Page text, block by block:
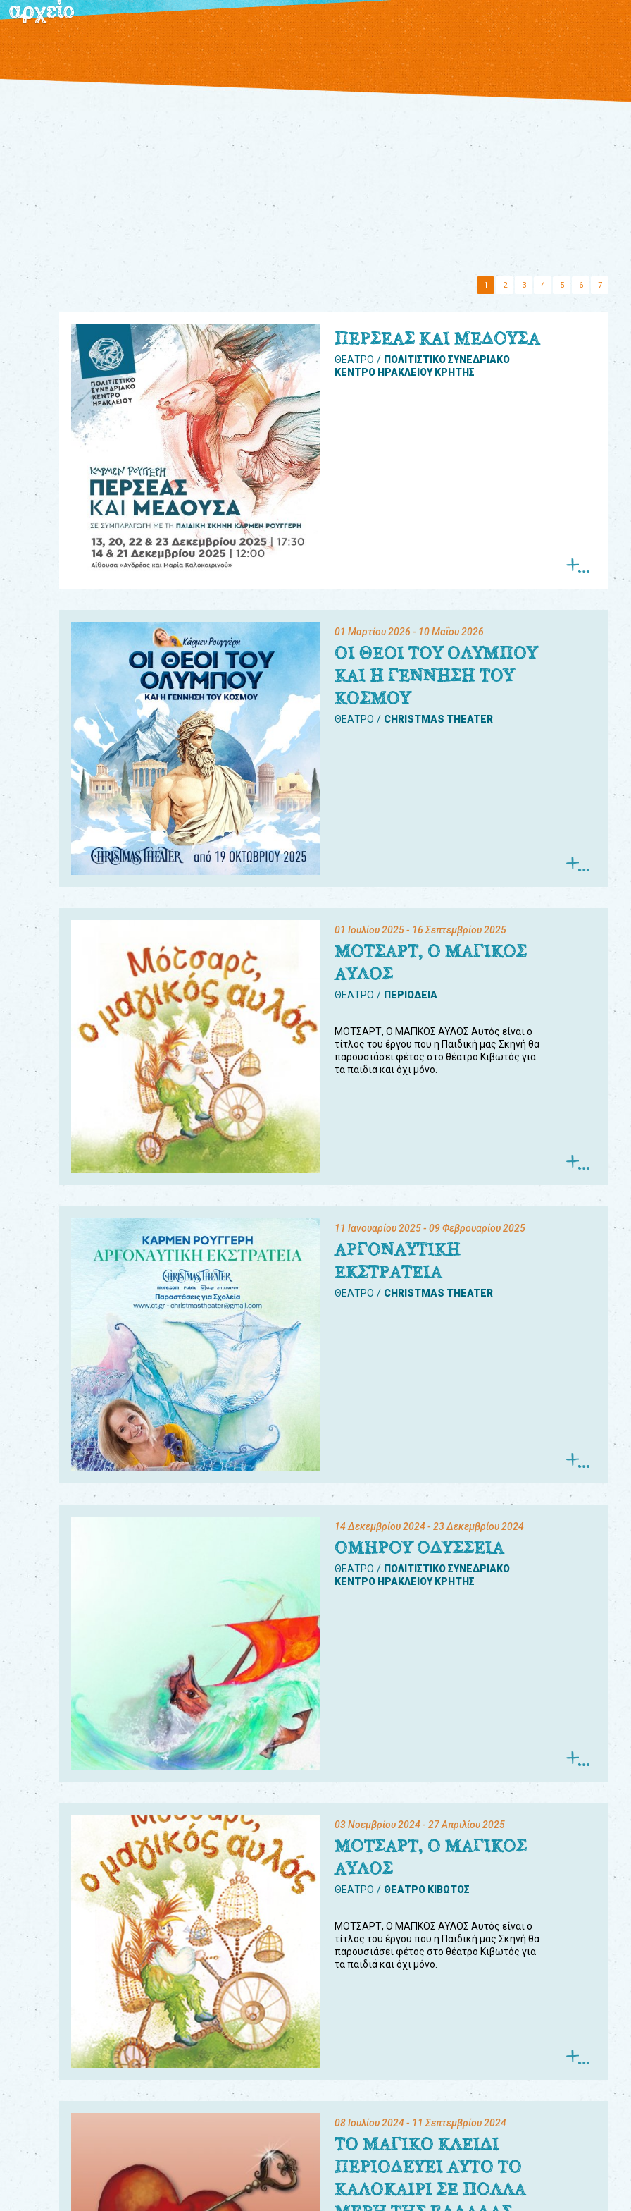
αρχείο
1 2 3 4 5 6 7
ΠΕΡΣΕΑΣ ΚΑΙ ΜΕΔΟΥΣΑ
ΘΕΑΤΡΟ
ΠΟΛΙΤΙΣΤΙΚΟ ΣΥΝΕΔΡΙΑΚΟ
ΚΕΝΤΡΟ ΗΡΑΚΛΕΙΟΥ ΚΡΗΤΗΣ
01 Μαρτίου 2026 - 10 Μαΐου 2026
ΟΙ ΘΕΟΙ ΤΟΥ ΟΛΥΜΠΟΥ
ΚΑΙ Η ΓΕΝΝΗΣΗ ΤΟΥ
ΚΟΣΜΟΥ
ΘΕΑΤΡΟ CHRISTMAS THEATER
01 Ιουλίου 2025- 16 Σεπτεμβρίου 2025
ΜΟΤΣΑΡΤ, Ο ΜΑΓΙΚΟΣ
ΑΥΛΟΣ
ΘΕΑΤΡΟ ΠΕΡΙΟΔΕΙΑ
ΜΟΤΣΑΡΤ, Ο ΜΑΓΙΚΟΣ ΑΥΛΟΣ Αυτός είναι ο
τίτλος του έργου που η Παιδική μας Σκηνή θα
παρουσιάσει φέτος στο θέατρο Κιβωτός για
τα παιδιά και όχι μόνο.
11 Ιανουαρίου 2025- 09 Φεβρουαρίου 2025
ΑΡΓΟΝΑΥΤΙΚΗ
ΕΚΣΤΡΑΤΕΙΑ
ΘΕΑΤΡΟ CHRISTMAS THEATER
14 Δεκεμβρίου 2024- 23 Δεκεμβρίου 2024
ΟΜΗΡΟΥ ΟΔΥΣΣΕΙΑ
ΘΕΑΤΡΟ
ΠΟΛΙΤΙΣΤΙΚΟ ΣΥΝΕΔΡΙΑΚΟ
ΚΕΝΤΡΟ ΗΡΑΚΛΕΙΟΥ ΚΡΗΤΗΣ
03 Νοεμβρίου 2024- 27 Απριλίου 2025
ΜΟΤΣΑΡΤ, Ο ΜΑΓΙΚΟΣ
ΑΥΛΟΣ
ΘΕΑΤΡΟ ΘΕΑΤΡΟ ΚΙΒΩΤΟΣ
ΜΟΤΣΑΡΤ, Ο ΜΑΓΙΚΟΣ ΑΥΛΟΣ Αυτός είναι ο
τίτλος του έργου που η Παιδική μας Σκηνή θα
παρουσιάσει φέτος στο θέατρο Κιβωτός για
τα παιδιά και όχι μόνο.
08 Ιουλίου 2024- 11 Σεπτεμβρίου 2024
ΤΟ ΜΑΓΙΚΟ ΚΛΕΙΔΙ
ΠΕΡΙΟΔΕΥΕΙ ΑΥΤΟ ΤΟ
ΚΑΛΟΚΑΙΡΙ ΣΕ ΠΟΛΛΑ